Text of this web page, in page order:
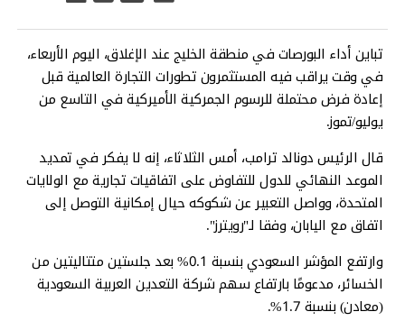
تباين أداء البورصات في منطقة الخليج عند الإغلاق، اليوم الأربعاء،
في وقت يراقب فيه المستثمرون تطورات التجارة العالمية قبل
إعادة فرض محتملة للرسوم الجمركية الأميركية في التاسع من
يوليو/تموز.
قال الرئيس دونالد ترامب، أمس الثلاثاء، إنه لا يفكر في تمديد
الموعد النهائي للدول للتفاوض على اتفاقيات تجارية مع الولايات
المتحدة، وواصل التعبير عن شكوكه حيال إمكانية التوصل إلى
اتفاق مع اليابان، وفقا لـ"رويترز".
وارتفع المؤشر السعودي بنسبة 0.1% بعد جلستين متتاليتين من
الخسائر، مدعومًا بارتفاع سهم شركة التعدين العربية السعودية
(معادن) بنسبة 1.7%.